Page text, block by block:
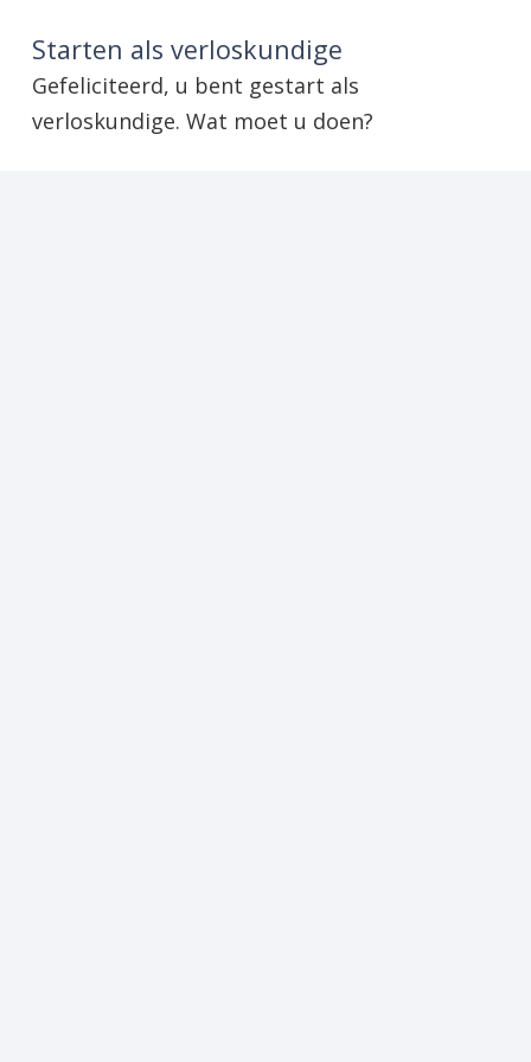
Starten als verloskundige
Gefeliciteerd, u bent gestart als
verloskundige. Wat moet u doen?